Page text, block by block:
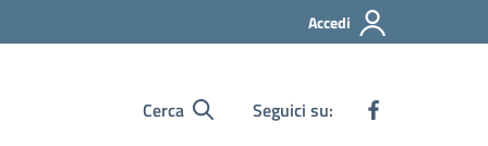
Accedi
Cerca Seguici su: